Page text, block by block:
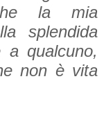
la mia
splendida
qualcuno,
non è vita